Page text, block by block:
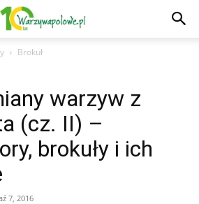
Brokuł
warzyw z
(cz. II) –
brokuły i ich
7, 2016